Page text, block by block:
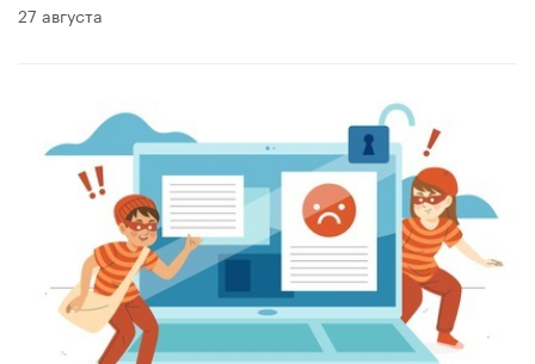
27 августа